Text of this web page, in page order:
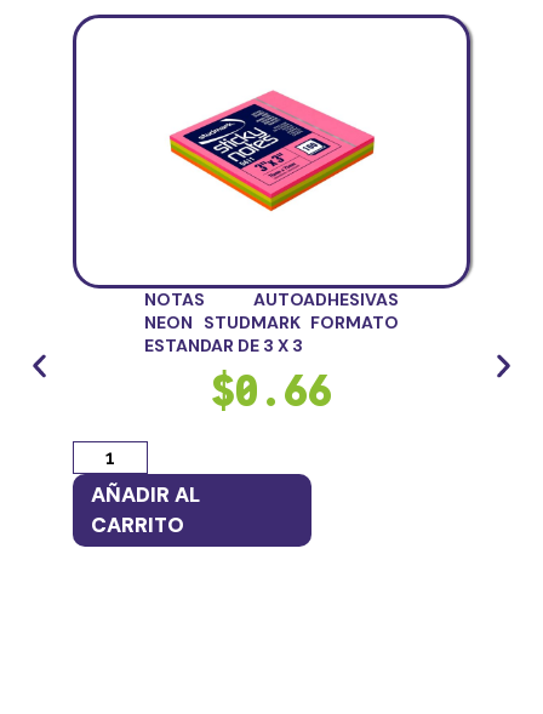
NOTAS AUTOADHESIVAS
NEON STUDMARK FORMATO
ESTANDAR DE 3 X 3
$0.66
AÑADIR AL
CARRITO